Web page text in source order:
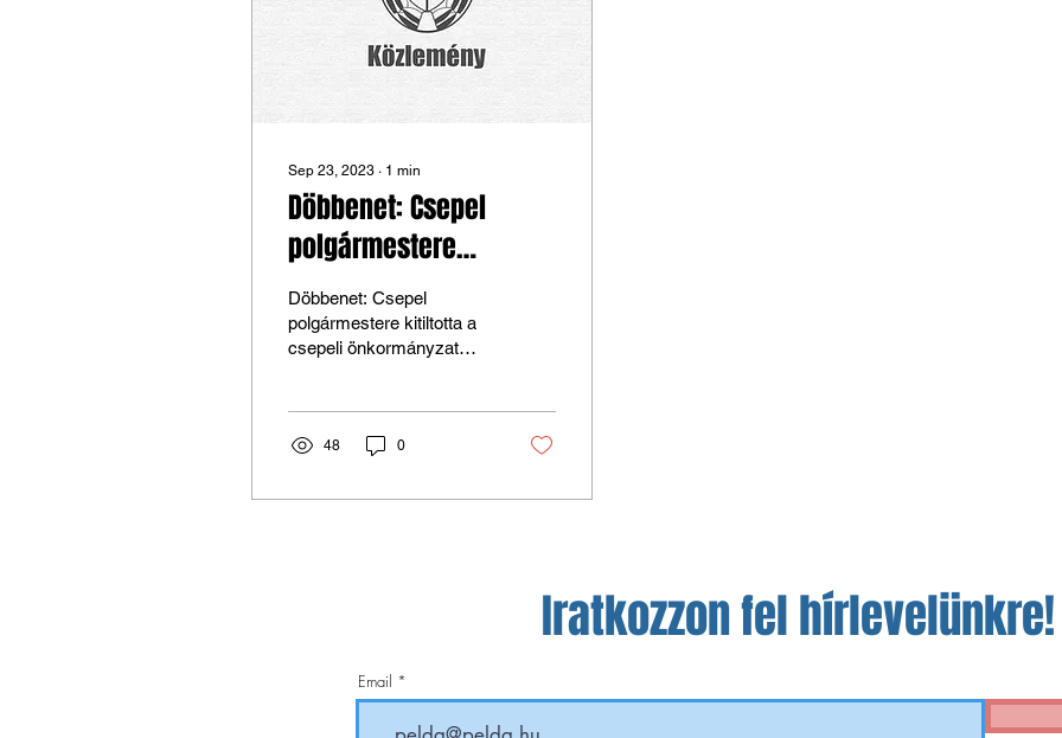
Sep 23, 2023 ∙ 1 min
Döbbenet: Csepel
polgármestere
kitiltotta a csepeli
önkormányzat
rendezvényéről a
Csepel SC-t
Döbbenet: Csepel
polgármestere kitiltotta a
csepeli önkormányzat
48 0
Iratkozzon fel hírlevelünkre!
Email